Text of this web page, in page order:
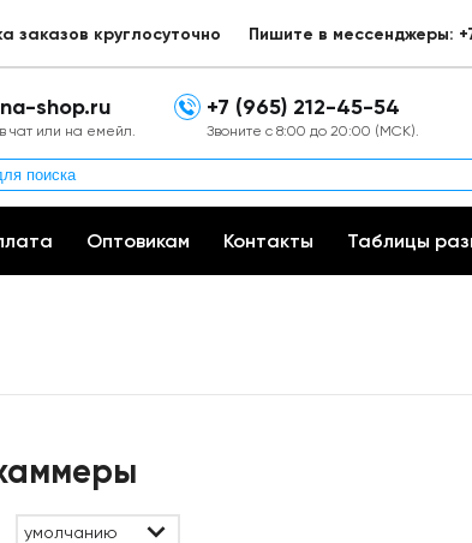
заказов круглосуточно Пишите в мессенджеры:
shop.ru
чат или на емейл.
+7 (965) 212-45-54
Звоните с 8:00 до 20:00 (МСК).
Оптовикам Контакты Таблицы
умолчанию